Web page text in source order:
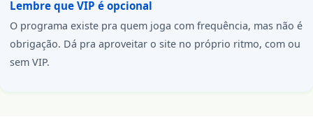
Lembre que VIP é opcional
O programa existe pra quem joga com frequência, mas não é
obrigação. Dá pra aproveitar o site no próprio ritmo, com ou
sem VIP.